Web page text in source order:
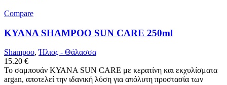
Compare
KYANA SHAMPOO SUN CARE 250ml
Shampoo,Ήλιος - Θάλασσα
15.20 €
Το σαμπουάν ΚΥΑΝΑ SUN CARE με κερατίνη και εκχυλίσματα
argan, αποτελεί την ιδανική λύση για απόλυτη προστασία των